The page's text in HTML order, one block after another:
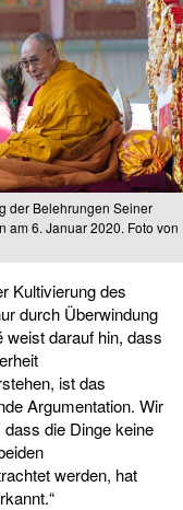
der Belehrungen Seiner
am 6. Januar 2020. Foto von
Kultivierung des
durch Überwindung
darauf hin, dass
ist das
Argumentation. Wir
die Dinge keine
werden, hat